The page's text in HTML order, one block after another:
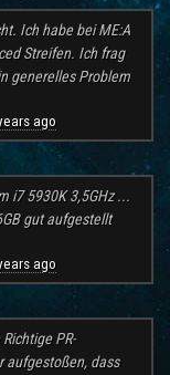
Ich habe bei ME:A
Streifen. Ich frag
generelles Problem
ago
i7 5930K 3,5GHz ...
gut aufgestellt
ago
PR-
aufgestoßen, dass